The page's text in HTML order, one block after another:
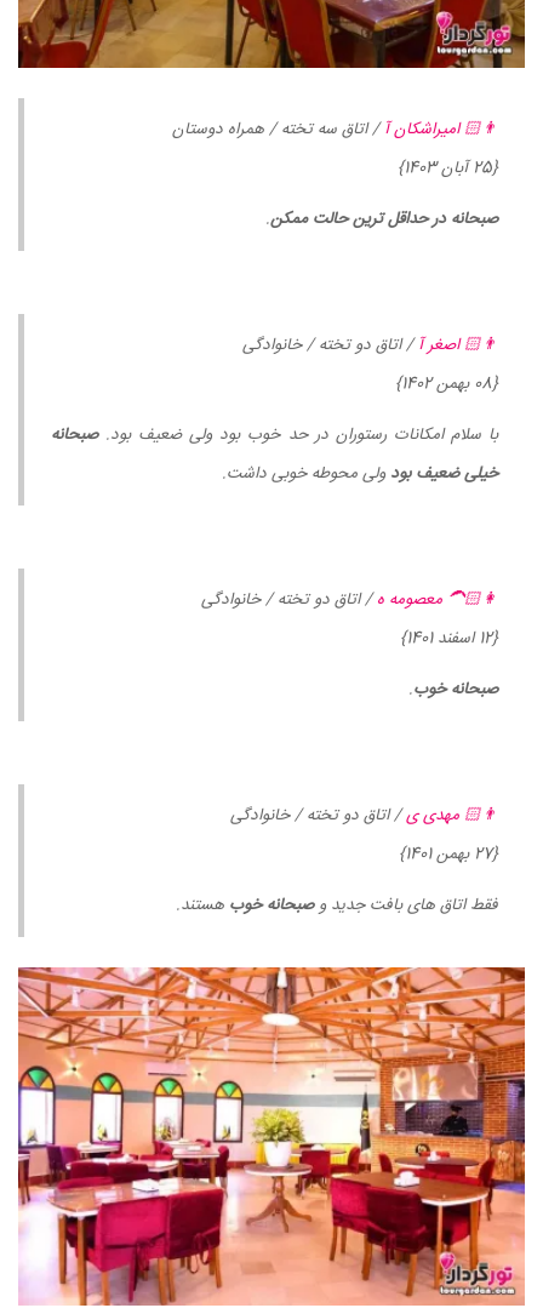
👨🏻 امیراشکان آ/ اتاق سه تخته / همراه دوستان
{25 آبان 1403}
صبحانه در حداقل ترین حالت ممکن.
👨🏻 اصغر آ/ اتاق دو تخته / خانوادگی
{08 بهمن 1402}
با سلام امکانات رستوران در حد خوب بود ولی ضعیف بود.صبحانه
خیلی ضعیف بود ولی محوطه خوبی داشت.
👩🏻‍🦱 معصومه ه/ اتاق دو تخته / خانوادگی
{12 اسفند 1401}
صبحانه خوب.
👨🏻 مهدی ی/ اتاق دو تخته / خانوادگی
{27 بهمن 1401}
فقط اتاق های بافت جدید وصبحانه خوب هستند.